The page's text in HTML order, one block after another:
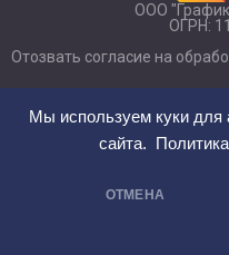
Мы используем куки для
сайта.
ОТМЕНА
ООО
ОГРН:
Отозвать согласие на